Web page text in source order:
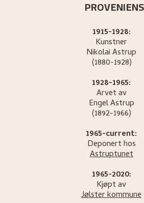
PROVENIENS
1915-1928:
Kunstner
NikolaiAstrup
(1880-1928)
1928-1965:
Arvet av
EngelAstrup
(1892-1966)
1965-current:
Deponert hos
Astruptunet
1965-2020:
Kjøpt av
Jølster kommune